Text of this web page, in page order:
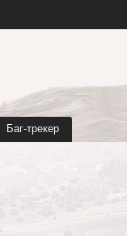
Баг-трекер